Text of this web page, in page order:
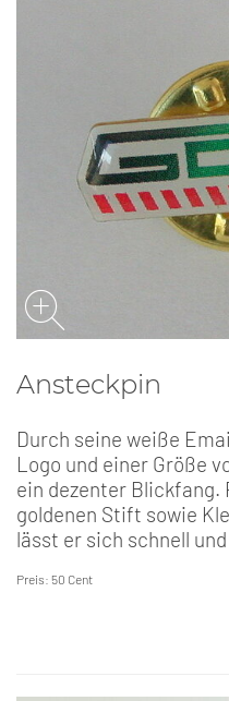
Ansteckpin
Durch seine weiße
Logo und einer Größe
ein dezenter
goldenen Stift sowie
lässt er sich schnell
Preis: 50 Cent